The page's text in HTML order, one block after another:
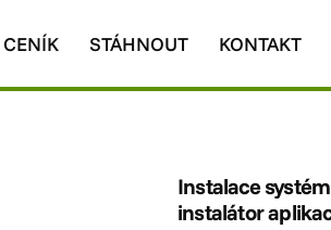
CENÍK STÁHNOUT KONTAKT
Instalace
instalátor